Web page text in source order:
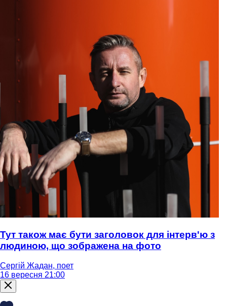
Тут також має бути заголовок для інтерв'ю з
людиною, що зображена на фото
Сергій Жадан, поет
16 вересня 21:00